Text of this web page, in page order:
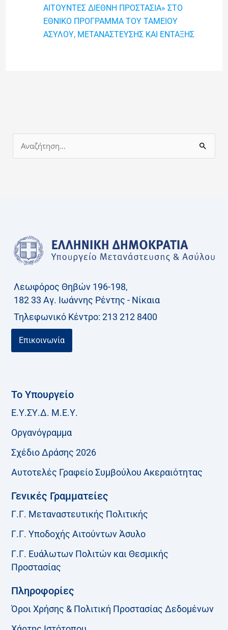
ΑΙΤΟΥΝΤΕΣ ΔΙΕΘΝΗ ΠΡΟΣΤΑΣΙΑ» ΣΤΟ
ΕΘΝΙΚΟ ΠΡΟΓΡΑΜΜΑ ΤΟΥ ΤΑΜΕΙΟΥ
ΑΣΥΛΟΥ, ΜΕΤΑΝΑΣΤΕΥΣΗΣ ΚΑΙ ΕΝΤΑΞΗΣ
ν
σ
ι
Λεωφόρος Θηβών 196-198,
182 33 Aγ. Ιωάννης Ρέντης - Νίκαια
Τηλεφωνικό Kέντρο: 213 212 8400
Επικοινωνία
Το Υπουργείο
Ε.Υ.ΣΥ.Δ. Μ.Ε.Υ.
Οργανόγραμμα
Σχέδιο Δράσης 2026
Αυτοτελές Γραφείο Συμβούλου Ακεραιότητας
Γενικές Γραμματείες
Γ.Γ. Μεταναστευτικής Πολιτικής
Γ.Γ. Υποδοχής Αιτούντων Άσυλο
Γ.Γ. Ευάλωτων Πολιτών και Θεσμικής
Προστασίας
Πληροφορίες
Όροι Χρήσης & Πολιτική Προστασίας Δεδομένων